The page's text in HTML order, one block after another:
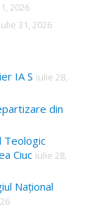
2026
iulie 31, 2026
IA S iulie 28,
din
Teologic
Ciuc iulie 28,
Național